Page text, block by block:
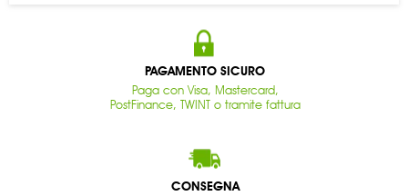
PAGAMENTO SICURO
Paga con Visa, Mastercard,
PostFinance, TWINT o tramite fattura
CONSEGNA